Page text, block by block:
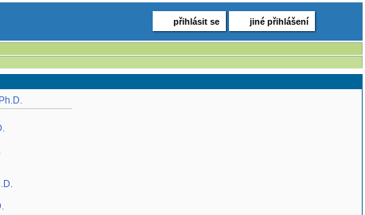
přihlásit se jiné přihlášení